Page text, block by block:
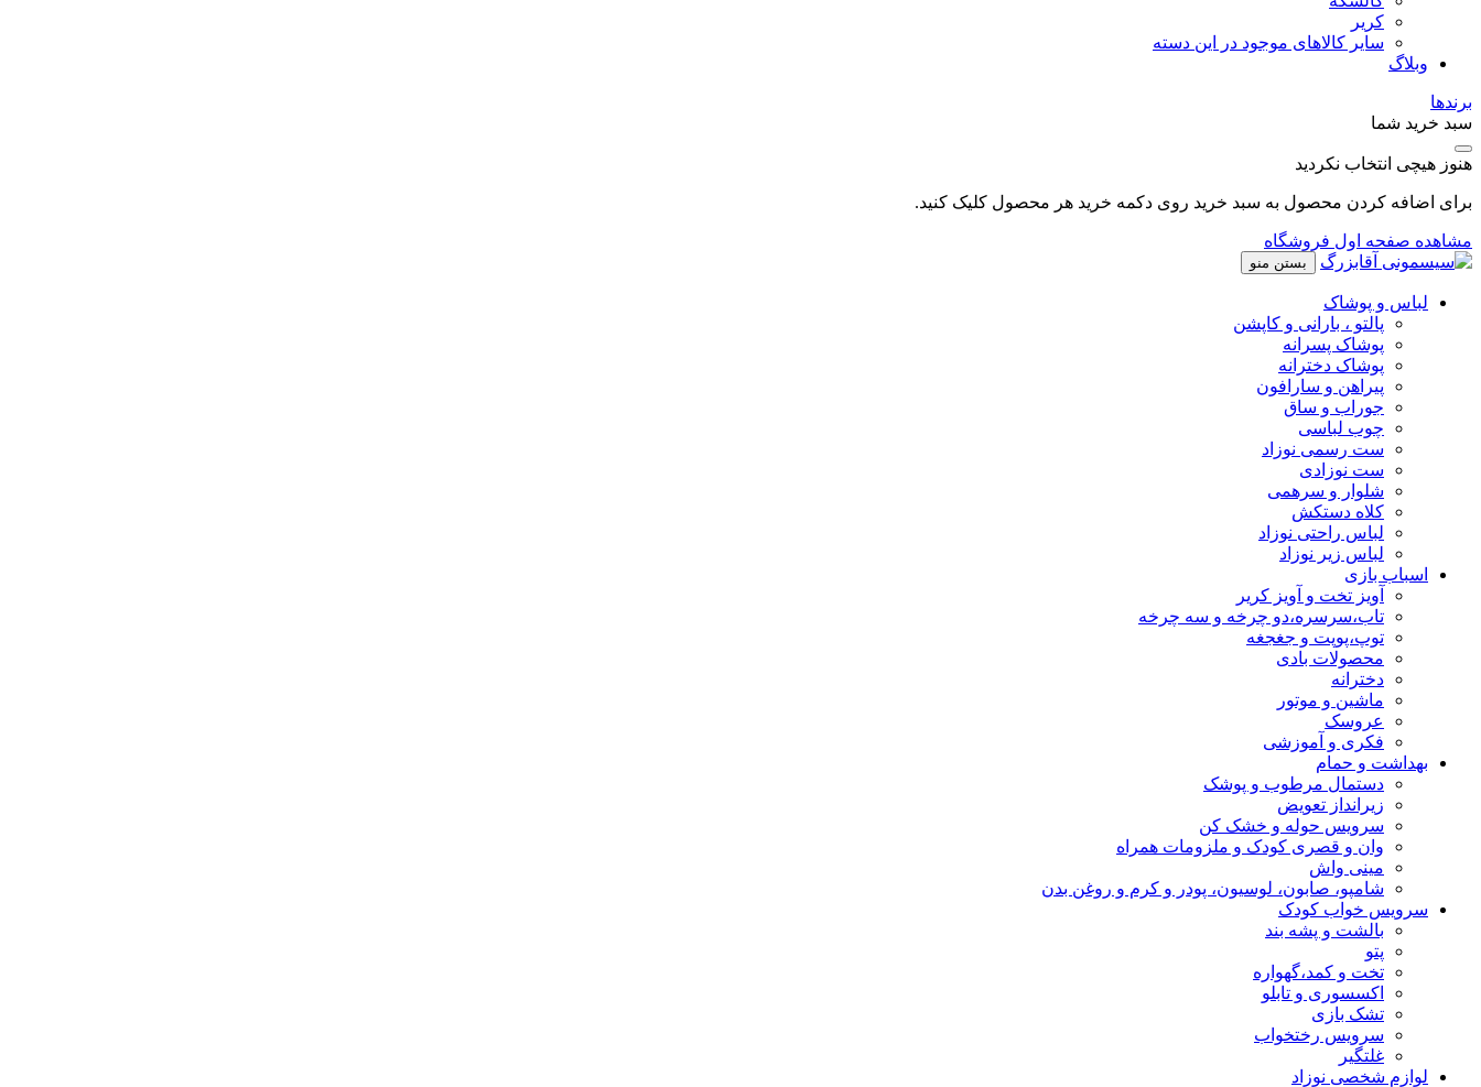
کریر
سایر کالاهای موجود در این دسته
وبلاگ
برندها
سبد خرید شما
هنوز هیچی انتخاب نکردید
برای اضافه کردن محصول به سبد خرید روی دکمه خرید هر محصول کلیک کنید.
مشاهده صفحه اول فروشگاه
بستن منو
لباس و پوشاک
پالتو ، بارانی و کاپشن
پوشاک پسرانه
پوشاک دخترانه
پیراهن و سارافون
جوراب و ساق
چوب لباسی
ست رسمی نوزاد
ست نوزادی
شلوار و سرهمی
کلاه دستکش
لباس راحتی نوزاد
لباس زیر نوزاد
اسباب بازی
آویز تخت و آویز کریر
تاب،سرسره،دو چرخه و سه چرخه
توپ،پوپت و جغجغه
محصولات بادی
دخترانه
ماشین و موتور
عروسک
فکری و آموزشی
بهداشت و حمام
دستمال مرطوب و پوشک
زیرانداز تعویض
سرویس حوله و خشک کن
وان و قصری کودک و ملزومات همراه
مینی واش
شامپو، صابون، لوسیون، پودر و کرم و روغن بدن
سرویس خواب کودک
بالشت و پشه بند
پتو
تخت و کمد،گهواره
اکسسوری و تابلو
تشک بازی
سرویس رختخواب
غلتگیر
لوازم شخصی نوزاد